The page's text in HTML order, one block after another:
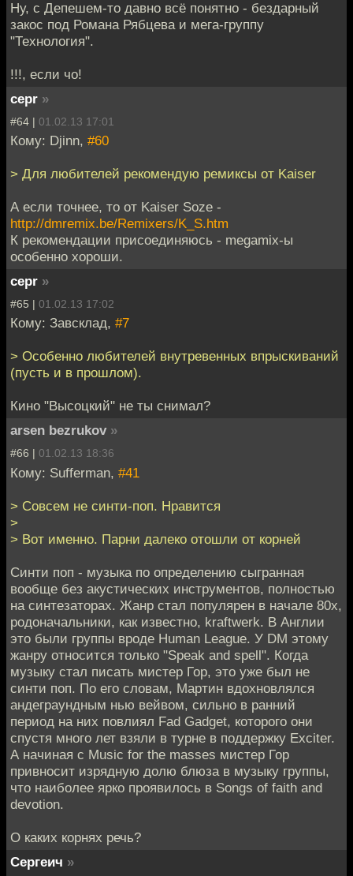
Ну, с Депешем-то давно всё понятно - бездарный
закос под Романа Рябцева и мега-группу
"Технология".
!!!, если чо!
cepr »
#64 | 01.02.13 17:01
Кому: Djinn, #60
> Для любителей рекомендую ремиксы от Kaiser
А если точнее, то от Kaiser Soze -
http://dmremix.be/Remixers/K_S.htm
К рекомендации присоединяюсь - megamix-ы
особенно хороши.
cepr »
#65 | 01.02.13 17:02
Кому: Завсклад, #7
> Особенно любителей внутревенных впрыскиваний
(пусть и в прошлом).
Кино "Высоцкий" не ты снимал?
arsen bezrukov »
#66 | 01.02.13 18:36
Кому: Sufferman, #41
> Совсем не синти-поп. Нравится
>
> Вот именно. Парни далеко отошли от корней
Синти поп - музыка по определению сыгранная
вообще без акустических инструментов, полностью
на синтезаторах. Жанр стал популярен в начале 80х,
родоначальники, как известно, kraftwerk. В Англии
это были группы вроде Human League. У DM этому
жанру относится только "Speak and spell". Когда
музыку стал писать мистер Гор, это уже был не
синти поп. По его словам, Мартин вдохновлялся
андеграундным нью вейвом, сильно в ранний
период на них повлиял Fad Gadget, которого они
спустя много лет взяли в турне в поддержку Exciter.
А начиная с Music for the masses мистер Гор
привносит изрядную долю блюза в музыку группы,
что наиболее ярко проявилось в Songs of faith and
devotion.
О каких корнях речь?
Сергеич »